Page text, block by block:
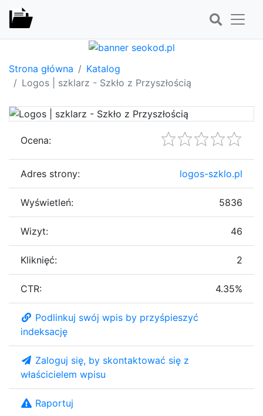
Strona główna
Katalog
Logos | szklarz - Szkło z Przyszłością
Ocena:
Adres strony: logos-szklo.pl
Wyświetleń: 5836
Wizyt: 46
Kliknięć: 2
CTR: 4.35%
Podlinkuj swój wpis by przyśpieszyć
indeksację
Zaloguj się, by skontaktować się z
właścicielem wpisu
Raportuj